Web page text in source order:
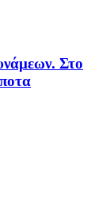
Στο